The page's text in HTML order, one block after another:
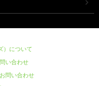
）について
い合わせ
問い合わせ